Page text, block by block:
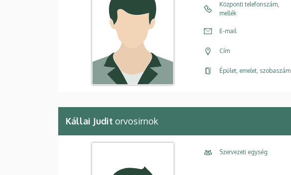
Központi telefonszám,
mellék
E-mail
Cím
Épület, emelet, szobaszám
Kállai Judit orvosirnok
Szervezeti egység